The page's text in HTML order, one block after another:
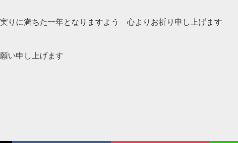
りに満ちた一年となりますよう 心よりお祈り申し上げます
い申し上げます